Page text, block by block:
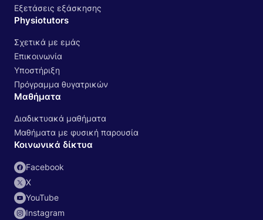
Εξετάσεις εξάσκησης
Physiotutors
Σχετικά με εμάς
Επικοινωνία
Υποστήριξη
Πρόγραμμα θυγατρικών
Μαθήματα
Διαδικτυακά μαθήματα
Μαθήματα με φυσική παρουσία
Κοινωνικά δίκτυα
Facebook
Χ
YouTube
Instagram